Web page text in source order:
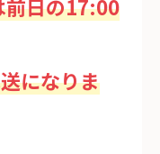
日の17:00
になりま